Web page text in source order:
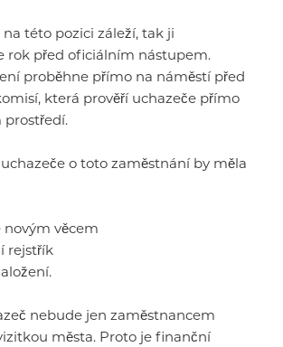
této pozici záleží, tak ji
rok před oficiálním nástupem.
proběhne přímo na náměstí před
která prověří uchazeče přímo
prostředí.
o toto zaměstnání by měla
novým věcem
rejstřík
nebude jen zaměstnancem
města. Proto je finanční